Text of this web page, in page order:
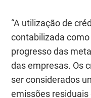
“A utilização de
contabilizada
progresso das
das empresas. Os
ser considerados
emissões